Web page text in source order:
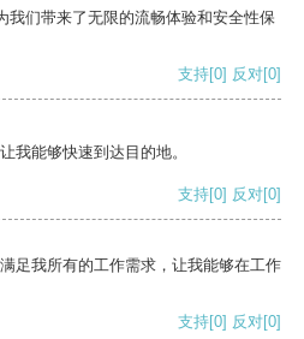
我们带来了无限的流畅体验和安全性保
支持[0] 反对[0]
我能够快速到达目的地。
支持[0] 反对[0]
足我所有的工作需求，让我能够在工作
支持[0] 反对[0]